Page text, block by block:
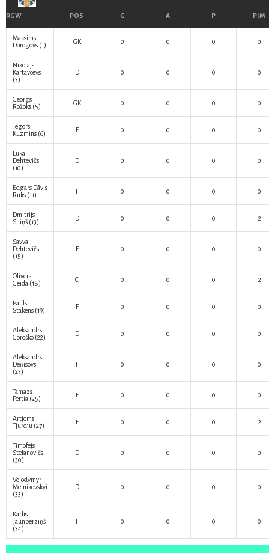
RGW POS G A P PIM
Maksims
Dorogovs (1) GK 0 0 0 0
Nikolajs
Kartavcevs
(3)
D 0 0 0 0
Georgs
Rožoks (5) GK 0 0 0 0
Jegors
Kuzmins (6) F 0 0 0 0
Luka
Dehtevičs
(10)
D 0 0 0 0
Edgars Dāvis
Ruks (11) F 0 0 0 0
Dmitrijs
Siliņš (13) D 0 0 0 2
Savva
Dehtevičs
(15)
F 0 0 0 0
Olivers
Geida (18) C 0 0 0 2
Pauls
Stakens (19) F 0 0 0 0
Aleksandrs
Goroško (22) D 0 0 0 0
Aleksandrs
Deņisovs
(23)
F 0 0 0 0
Tamazs
Pertia (25) F 0 0 0 0
Artjoms
Tjurdju (27) F 0 0 0 2
Timofejs
Stefanovičs
(30)
D 0 0 0 0
Volodymyr
Melnikovskyi
(33)
D 0 0 0 0
Kārlis
Jaunbērziņš
(34)
F 0 0 0 0